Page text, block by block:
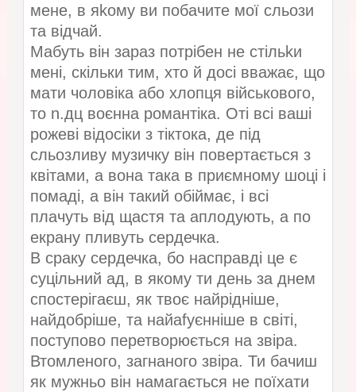
мене, в яkoму ви побачите мої сльози
та відчай.
Мабуть він зараз потрібен не стільkи
мені, скільки тим, хто й досі вважає, що
мати чоловіка або хлопця військового,
то n.дц воєнна романтіка. Оті всі ваші
рожеві відосіки з тіктока, де під
сльозливу музичку він повертається з
квітами, а вона така в приємному шоці і
помаді, а він такий обіймає, і всі
плачуть від щастя та аплодують, а по
екрану пливуть сердечка.
В сраку сердечка, бо насправді це є
суцільний ад, в якому ти день за днем
спостерігаєш, як твоє найрідніше,
найдобріше, та найаfyєнніше в світі,
поступово перетворюється на звіра.
Втомленого, загнаного звіра. Ти бачиш
як мужньо він намагається не поїхати